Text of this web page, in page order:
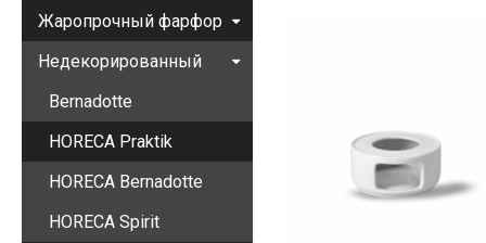
Жаропрочный фарфор
Недекорированный
Bernadotte
HORECA Praktik
HORECA Bernadotte
HORECA Spirit